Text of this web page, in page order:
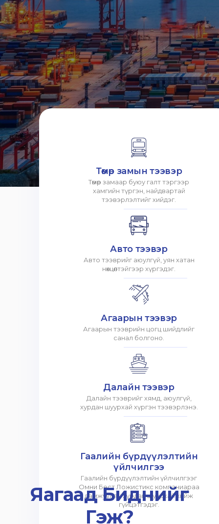
Төмөр замын тээвэр
Төмөр замаар буюу галт тэргээр
хамгийн түргэн, найдвартай
тээвэрлэлтийг хийдэг.
Авто тээвэр
Авто тээврийг аюулгүй, уян хатан
нөхцөлтэйгээр хүргэдэг.
Агаарын тээвэр
Агаарын тээврийн цогц шийдлийг
санал болгоно.
Далайн тээвэр
Далайн тээврийг хямд, аюулгүй,
хурдан шуурхай хүргэн тээвэрлэнэ.
Гаалийн бүрдүүлэлтийн
үйлчилгээ
Гаалийн бүрдүүлэлтийн үйлчилгээг
Омни Бест Ложистикс компаниараа
дамжуулан хурдан шуурхай хийж
гүйцэтгэдэг.
Яагаад Биднийг
Гэж?